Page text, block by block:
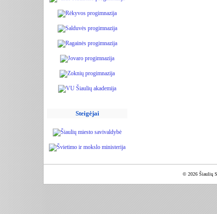
Steigėjai
© 2026 Šiaulių